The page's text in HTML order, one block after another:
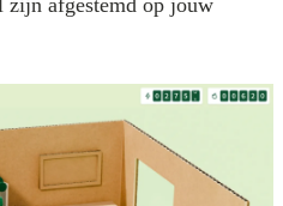
zijn afgestemd op jouw